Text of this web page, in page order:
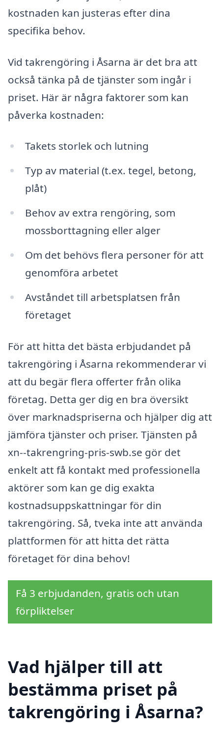
kostnaden kan justeras efter dina
specifika behov.
Vid takrengöring i Åsarna är det bra att
också tänka på de tjänster som ingår i
priset. Här är några faktorer som kan
påverka kostnaden:
Takets storlek och lutning
Typ av material (t.ex. tegel, betong,
plåt)
Behov av extra rengöring, som
mossborttagning eller alger
Om det behövs flera personer för att
genomföra arbetet
Avståndet till arbetsplatsen från
företaget
För att hitta det bästa erbjudandet på
takrengöring i Åsarna rekommenderar vi
att du begär flera offerter från olika
företag. Detta ger dig en bra översikt
över marknadspriserna och hjälper dig att
jämföra tjänster och priser. Tjänsten på
xn--takrengring-pris-swb.se gör det
enkelt att få kontakt med professionella
aktörer som kan ge dig exakta
kostnadsuppskattningar för din
takrengöring. Så, tveka inte att använda
plattformen för att hitta det rätta
företaget för dina behov!
Få 3 erbjudanden, gratis och utan
förpliktelser
Vad hjälper till att
bestämma priset på
takrengöring i Åsarna?